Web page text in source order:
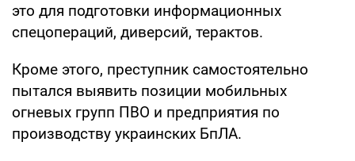
это для подготовки информационных
спецопераций, диверсий, терактов.
Кроме этого, преступник самостоятельно
пытался выявить позиции мобильных
огневых групп ПВО и предприятия по
производству украинских БпЛА.